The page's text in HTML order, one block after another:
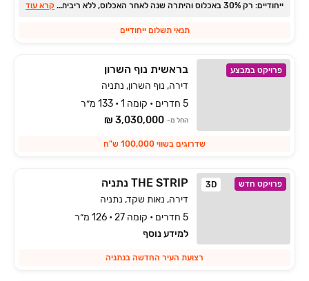
ייחודיים: רק ‏30% באכלוס והיתרה שנה לאחר האכלוס, ללא ריבית והצמדה.
... קרא עוד
תנאי תשלום ייחודיים
פרויקט במבצע בראשית נוף השרון
דירה, נוף השרון, נתניה
5 חדרים • קומה 1 • 133 מ״ר
החל מ- 3,030,000 ₪
שדרוגים בשווי 100,000 ש"ח
פרויקט חדש 3D THE STRIP נתניה
דירה, נאות שקד, נתניה
5 חדרים • קומה 27 • 126 מ״ר
למידע נוסף
רצועת העיר החדשה בנתניה